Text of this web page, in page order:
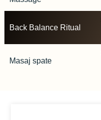
Back Balance Ritual
Masaj spate